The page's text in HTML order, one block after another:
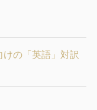
の「英語」対訳